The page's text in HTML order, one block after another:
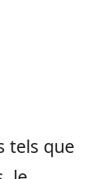
tels que